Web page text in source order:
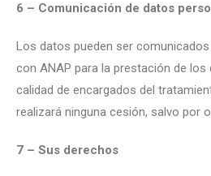
6 – Comunicación de datos
Los datos pueden ser
con ANAP para la prestación de
calidad de encargados del
realizará ninguna cesión, salvo por
7 – Sus derechos